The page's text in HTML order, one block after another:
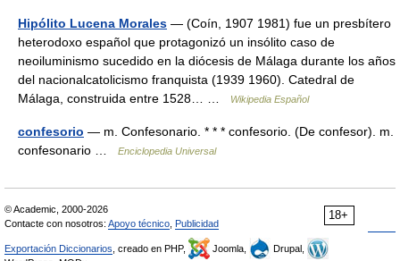
Hipólito Lucena Morales — (Coín, 1907 1981) fue un presbítero
heterodoxo español que protagonizó un insólito caso de
neoiluminismo sucedido en la diócesis de Málaga durante los años
del nacionalcatolicismo franquista (1939 1960). Catedral de
Málaga, construida entre 1528… …
Wikipedia Español
confesorio — m. Confesonario. * * * confesorio. (De confesor). m.
confesonario …
Enciclopedia Universal
18+
© Academic, 2000-2026
Contacte con nosotros: Apoyo técnico Publicidad
Exportación Diccionarios , creado en PHP, Joomla,
Drupal,